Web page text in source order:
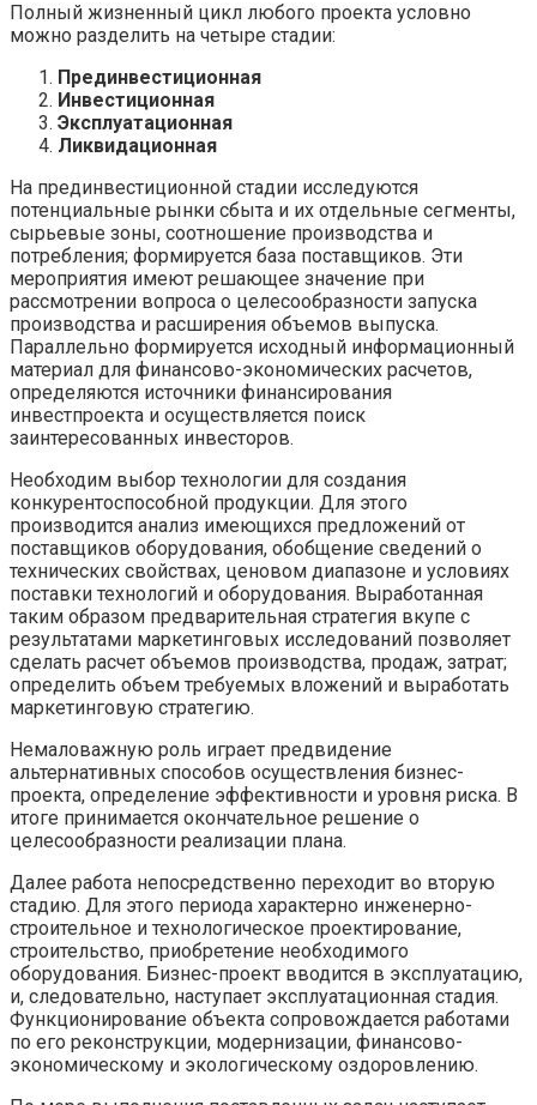
Полный жизненный цикл любого проекта условно
можно разделить на четыре стадии:
Прединвестиционная
Инвестиционная
Эксплуатационная
Ликвидационная
На прединвестиционной стадии исследуются
потенциальные рынки сбыта и их отдельные сегменты,
сырьевые зоны, соотношение производства и
потребления; формируется база поставщиков. Эти
мероприятия имеют решающее значение при
рассмотрении вопроса о целесообразности запуска
производства и расширения объемов выпуска.
Параллельно формируется исходный информационный
материал для финансово-экономических расчетов,
определяются источники финансирования
инвестпроекта и осуществляется поиск
заинтересованных инвесторов.
Необходим выбор технологии для создания
конкурентоспособной продукции. Для этого
производится анализ имеющихся предложений от
поставщиков оборудования, обобщение сведений о
технических свойствах, ценовом диапазоне и условиях
поставки технологий и оборудования. Выработанная
таким образом предварительная стратегия вкупе с
результатами маркетинговых исследований позволяет
сделать расчет объемов производства, продаж, затрат;
определить объем требуемых вложений и выработать
маркетинговую стратегию.
Немаловажную роль играет предвидение
альтернативных способов осуществления бизнес-
проекта, определение эффективности и уровня риска. В
итоге принимается окончательное решение о
целесообразности реализации плана.
Далее работа непосредственно переходит во вторую
стадию. Для этого периода характерно инженерно-
строительное и технологическое проектирование,
строительство, приобретение необходимого
оборудования. Бизнес-проект вводится в эксплуатацию,
и, следовательно, наступает эксплуатационная стадия.
Функционирование объекта сопровождается работами
по его реконструкции, модернизации, финансово-
экономическому и экологическому оздоровлению.